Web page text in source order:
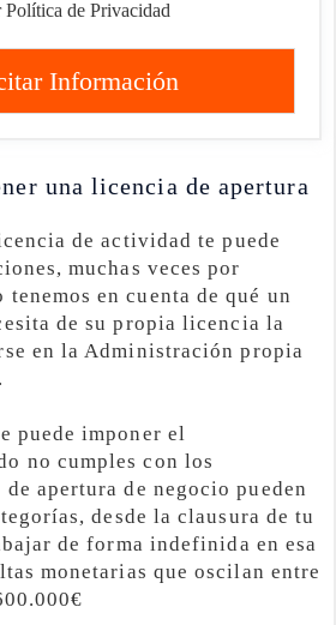
de Privacidad
Información
una licencia de apertura
de actividad te puede
muchas veces por
en cuenta de qué un
de su propia licencia la
en la Administración propia
puede imponer el
no cumples con los
apertura de negocio pueden
desde la clausura de tu
de forma indefinida en esa
monetarias que oscilan entre